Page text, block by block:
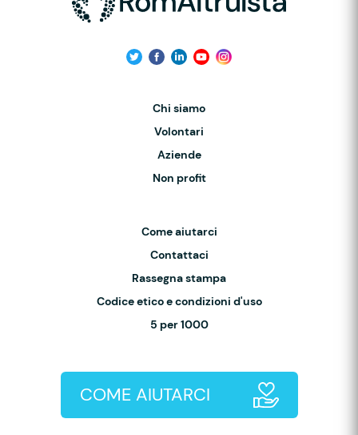
Chi siamo
Volontari
Aziende
Non profit
Come aiutarci
Contattaci
Rassegna stampa
Codice etico e condizioni d'uso
5 per 1000
COME AIUTARCI